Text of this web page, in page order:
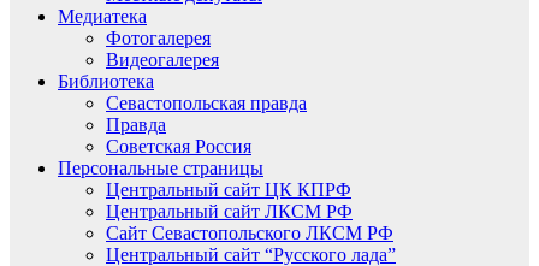
Медиатека
Фотогалерея
Видеогалерея
Библиотека
Севастопольская правда
Правда
Советская Россия
Персональные страницы
Центральный сайт ЦК КПРФ
Центральный сайт ЛКСМ РФ
Сайт Севастопольского ЛКСМ РФ
Центральный сайт “Русского лада”